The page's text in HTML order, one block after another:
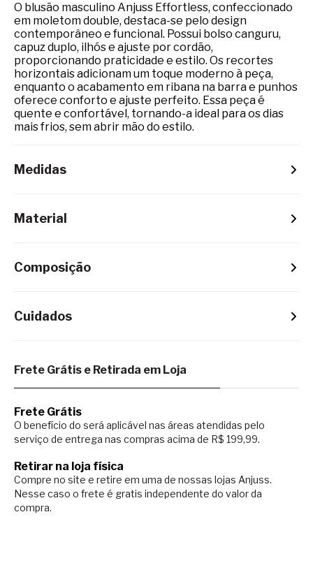
O blusão masculino Anjuss Effortless, confeccionado
em moletom double, destaca-se pelo design
contemporâneo e funcional. Possui bolso canguru,
capuz duplo, ilhós e ajuste por cordão,
proporcionando praticidade e estilo. Os recortes
horizontais adicionam um toque moderno à peça,
enquanto o acabamento em ribana na barra e punhos
oferece conforto e ajuste perfeito. Essa peça é
quente e confortável, tornando-a ideal para os dias
mais frios, sem abrir mão do estilo.
Material
Composição
Cuidados
Medidas
Frete Grátis e Retirada em Loja
Frete Grátis
O benefício do será aplicável nas áreas atendidas pelo
serviço de entrega nas compras acima de R$ 199,99.
Retirar na loja física
Compre no site e retire em uma de nossas lojas Anjuss.
Nesse caso o frete é gratis independente do valor da
compra.